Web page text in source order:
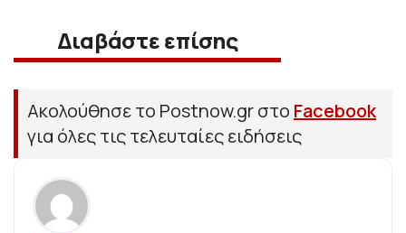
Διαβάστε επίσης
Ακολούθησε το Postnow.gr στο Facebook
για όλες τις τελευταίες ειδήσεις